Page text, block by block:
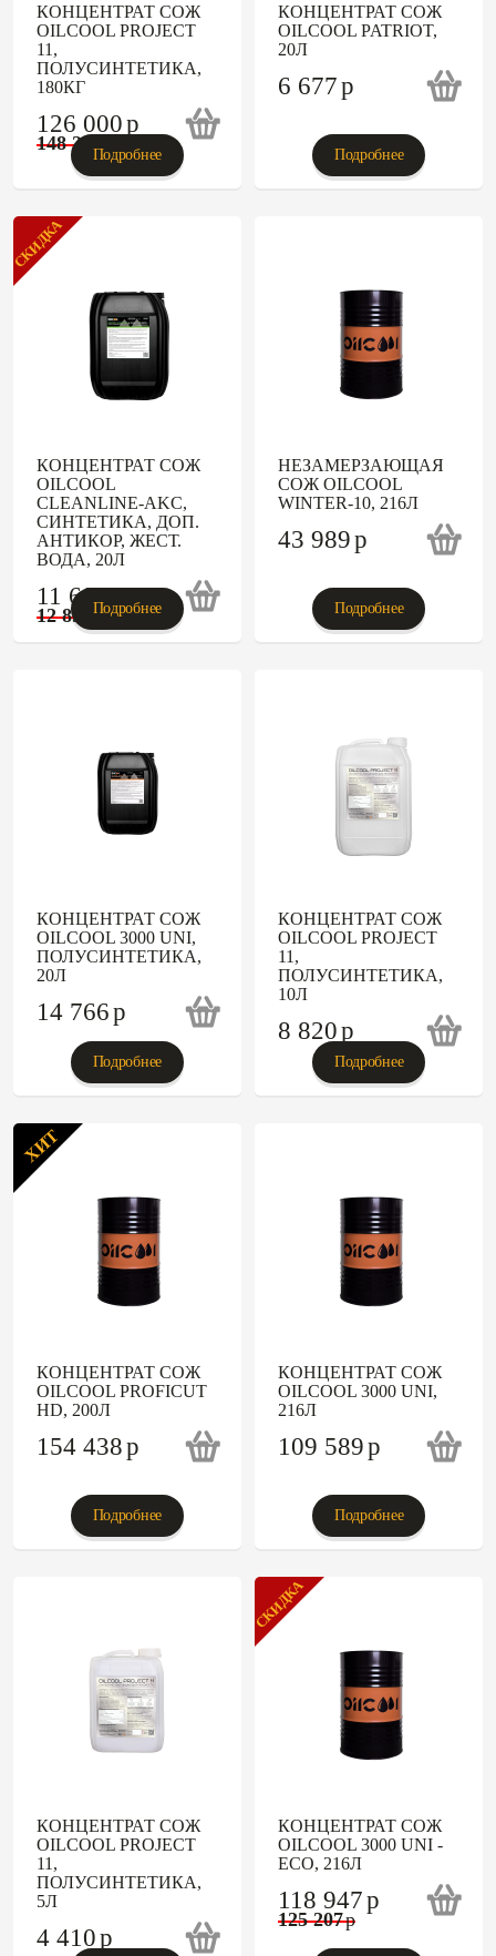
КОНЦЕНТРАТ СОЖ
OILCOOL PROJECT
11,
ПОЛУСИНТЕТИКА,
180КГ
126 000p
148 235
Подробнее
КОНЦЕНТРАТ СОЖ
OILCOOL PATRIOT,
20Л
6 677p
Подробнее
СКИДКА
КОНЦЕНТРАТ СОЖ
OILCOOL
CLEANLINE-AKC,
СИНТЕТИКА, ДОП.
АНТИКОР, ЖЕСТ.
ВОДА, 20Л
11 606p
12 895p
Подробнее
НЕЗАМЕРЗАЮЩАЯ
СОЖ OILCOOL
WINTER-10, 216Л
43 989p
Подробнее
КОНЦЕНТРАТ СОЖ
OILCOOL 3000 UNI,
ПОЛУСИНТЕТИКА,
20Л
14 766p
Подробнее
КОНЦЕНТРАТ СОЖ
OILCOOL PROJECT
11,
ПОЛУСИНТЕТИКА,
10Л
8 820p
Подробнее
ХИТ
КОНЦЕНТРАТ СОЖ
OILCOOL PROFICUT
HD, 200Л
154 438p
Подробнее
КОНЦЕНТРАТ СОЖ
OILCOOL 3000 UNI,
216Л
109 589p
Подробнее
КОНЦЕНТРАТ СОЖ
OILCOOL PROJECT
11,
ПОЛУСИНТЕТИКА,
5Л
4 410p
СКИДКА
КОНЦЕНТРАТ СОЖ
OILCOOL 3000 UNI -
ECO, 216Л
118 947p
125 207p